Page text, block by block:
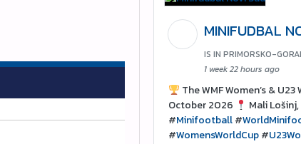
MINIFUDBAL
IS IN PRIMORSKO-
1 week 22 hours ago
The WMF Women’s & U23
October 2026
Mali
#Minifootball#
#WomensWorldCup#